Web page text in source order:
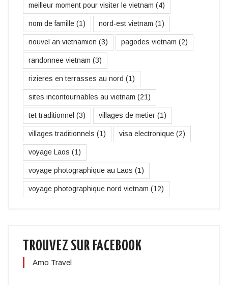
meilleur moment pour visiter le vietnam (4)
nom de famille (1) nord-est vietnam (1)
nouvel an vietnamien (3) pagodes vietnam (2)
randonnee vietnam (3)
rizieres en terrasses au nord (1)
sites incontournables au vietnam (21)
tet traditionnel (3) villages de metier (1)
villages traditionnels (1) visa electronique (2)
voyage Laos (1)
voyage photographique au Laos (1)
voyage photographique nord vietnam (12)
TROUVEZ SUR FACEBOOK
Amo Travel